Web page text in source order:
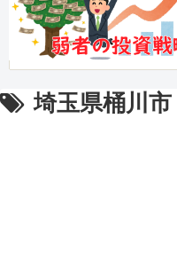
埼玉県桶川市